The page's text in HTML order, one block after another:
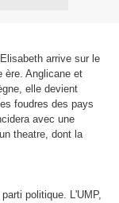
arrive sur le
ère. Anglicane et
elle devient
foudres des pays
avec une
theatre, dont la
politique. L'UMP,